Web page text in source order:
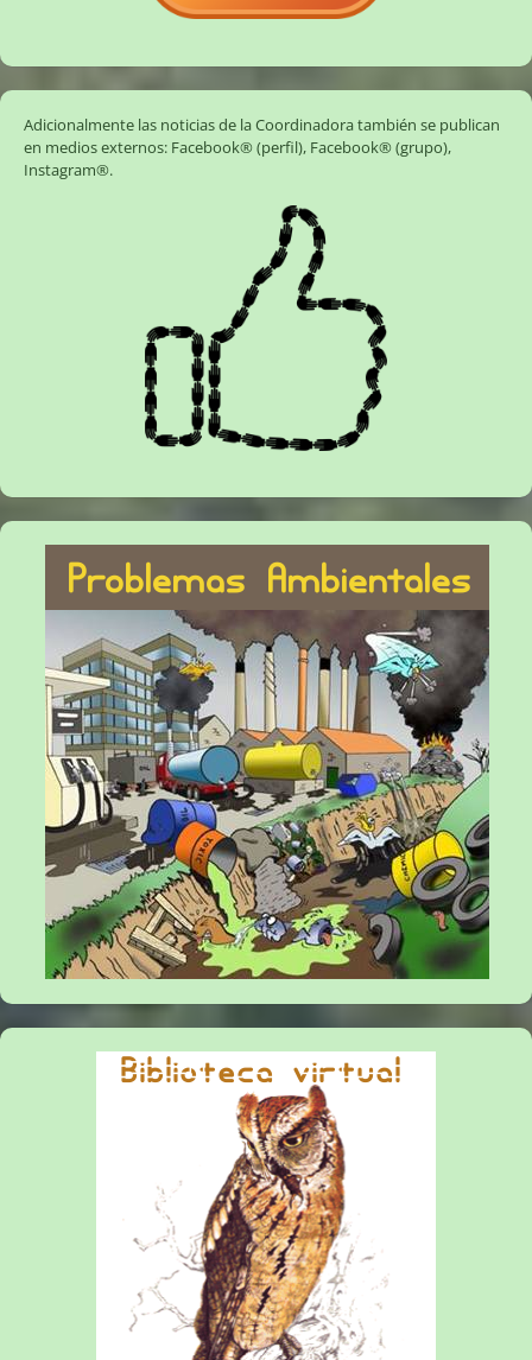
Adicionalmente las noticias de la Coordinadora también se publican
en medios externos: Facebook® (perfil), Facebook® (grupo),
Instagram®.